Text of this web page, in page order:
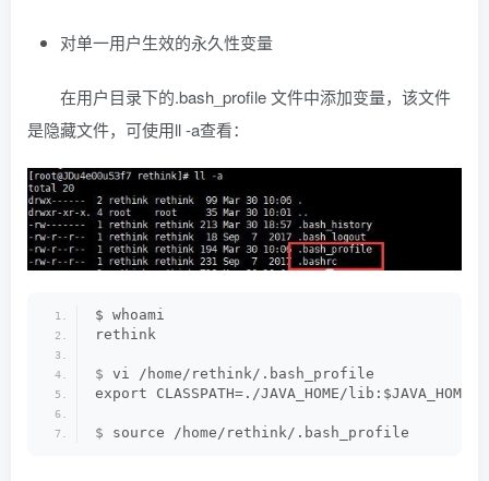
对单一用户生效的永久性变量
在用户目录下的.bash_profile 文件中添加变量，该文件
是隐藏文件，可使用ll -a查看：
$ whoami
rethink
$ vi /home/rethink/.bash_profile
export CLASSPATH=./JAVA_HOME/
$ source /home/rethink/.bash_profile